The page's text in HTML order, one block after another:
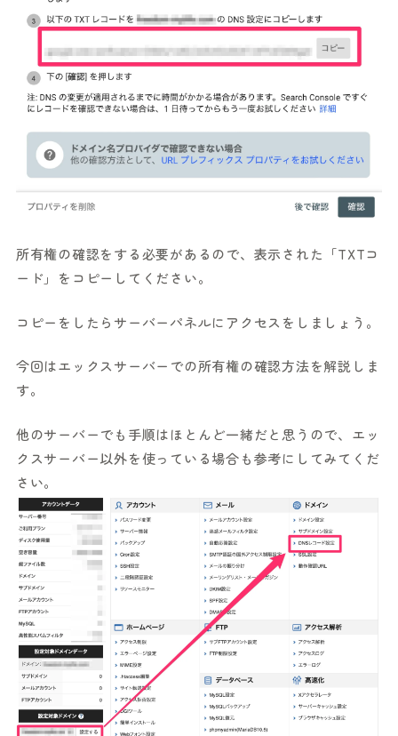
所有権の確認をする必要があるので、表示された「TXTコ
ード」をコピーしてください。
コピーをしたらサーバーパネルにアクセスをしましょう。
今回はエックスサーバーでの所有権の確認方法を解説しま
す。
他のサーバーでも手順はほとんど一緒だと思うので、エッ
クスサーバー以外を使っている場合も参考にしてみてくだ
さい。